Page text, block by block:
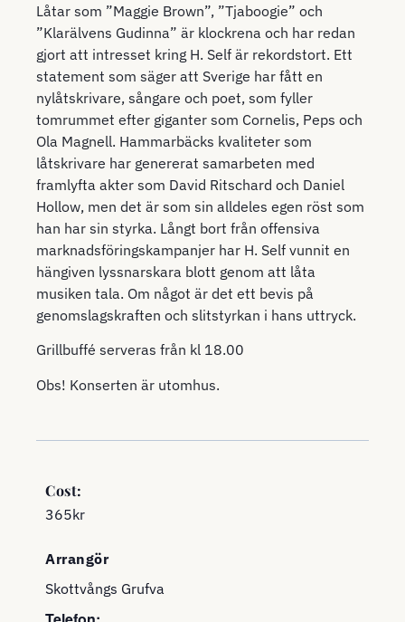
Låtar som ”Maggie Brown”, ”Tjaboogie” och
”Klarälvens Gudinna” är klockrena och har redan
gjort att intresset kring H. Self är rekordstort. Ett
statement som säger att Sverige har fått en
nylåtskrivare, sångare och poet, som fyller
tomrummet efter giganter som Cornelis, Peps och
Ola Magnell. Hammarbäcks kvaliteter som
låtskrivare har genererat samarbeten med
framlyfta akter som David Ritschard och Daniel
Hollow, men det är som sin alldeles egen röst som
han har sin styrka. Långt bort från offensiva
marknadsföringskampanjer har H. Self vunnit en
hängiven lyssnarskara blott genom att låta
musiken tala. Om något är det ett bevis på
genomslagskraften och slitstyrkan i hans uttryck.
Grillbuffé serveras från kl 18.00
Obs! Konserten är utomhus.
Cost:
365kr
Arrangör
Skottvångs Grufva